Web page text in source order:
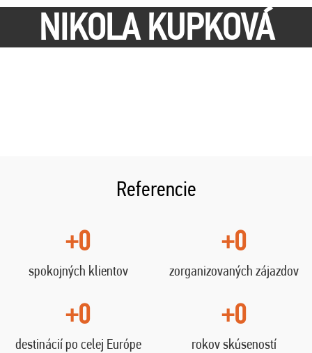
NIKOLA KUPKOVÁ
Referencie
+0
spokojných klientov
+0
zorganizovaných zájazdov
+0
destinácií po celej Európe
+0
rokov skúseností